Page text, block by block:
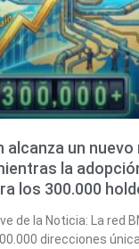
alcanza un
la
los 300.000
de la Noticia: La red
direcciones